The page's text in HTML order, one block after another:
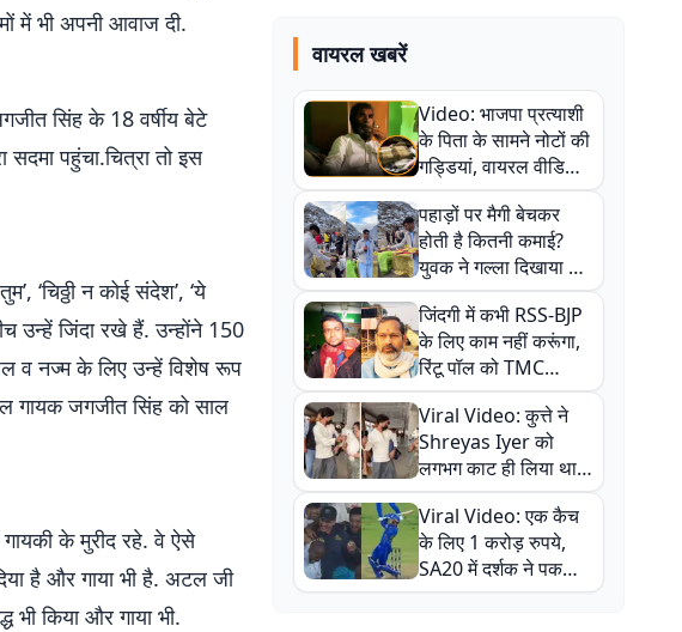
में भी अपनी आवाज दी.
सिंह के 18 वर्षीय बेटे
पहुंचा.चित्रा तो इस
‘चिठ्ठी न कोई संदेश’, ‘ये
उन्‍हें जिंदा रखे हैं. उन्‍होंने 150
व नज्म के लिए उन्हें विशेष रूप
गायक जगजीत सिंह को साल
गायकी के मुरीद रहे. वे ऐसे
है और गाया भी है. अटल जी
किया और गाया भी.
वायरल खबरें
Video: भाजपा प्रत्याशी
के पिता के सामने नोटों की
गड्डियां, वायरल वीडियो
से राजनीति में उबाल,
अजित महतो बोले- TMC
की गंदी चाल
पहाड़ों पर मैगी बेचकर
होती है कितनी कमाई?
युवक ने गल्ला दिखाया तो
नौकरी वालों के खड़े हो गए
कान
जिंदगी में कभी RSS-BJP
के लिए काम नहीं करूंगा,
रिंटू पॉल को TMC
ऑफिस में ले जाकर पीटा,
Video वायरल
Viral Video: कुत्ते ने
Shreyas Iyer को
लगभग काट ही लिया था,
न्यूजीलैंड सीरीज से पहले
बाल-बाल बचे
Viral Video: एक कैच
के लिए 1 करोड़ रुपये,
SA20 में दर्शक ने पकड़ा
एक हाथ से गजब का कैच